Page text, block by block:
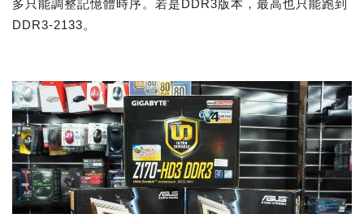
多只能調整記憶體時序。若是DDR3版本，最高也只能跑到
DDR3-2133。